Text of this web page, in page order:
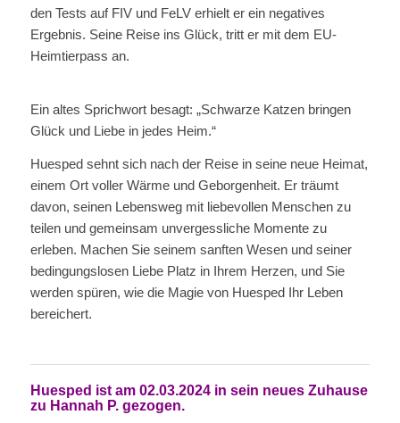
den Tests auf FIV und FeLV erhielt er ein negatives
Ergebnis. Seine Reise ins Glück, tritt er mit dem EU-
Heimtierpass an.
Ein altes Sprichwort besagt: „Schwarze Katzen bringen
Glück und Liebe in jedes Heim.“
Huesped sehnt sich nach der Reise in seine neue Heimat,
einem Ort voller Wärme und Geborgenheit. Er träumt
davon, seinen Lebensweg mit liebevollen Menschen zu
teilen und gemeinsam unvergessliche Momente zu
erleben. Machen Sie seinem sanften Wesen und seiner
bedingungslosen Liebe Platz in Ihrem Herzen, und Sie
werden spüren, wie die Magie von Huesped Ihr Leben
bereichert.
Huesped ist am 02.03.2024 in sein neues Zuhause
zu Hannah P. gezogen.